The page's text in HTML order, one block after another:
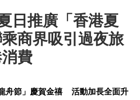
日推廣「香港夏
商界吸引過夜旅
費
舟節」慶賀金禧
活動加長全面升